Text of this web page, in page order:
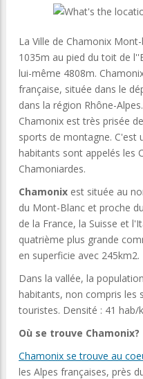
La Ville de Chamonix
1035m au pied du toit de
lui-même 4808m.
française, située dans le
dans la région Rhône-
Chamonix est très prisée
sports de montagne. C'est
habitants sont appelés les
Chamoniardes.
Chamonix est située au
du Mont-Blanc et proche
de la France, la Suisse et
quatrième plus grande
en superficie avec 245km2.
Dans la vallée, la
habitants, non compris les
touristes. Densité : 41 hab/
Où se trouve Chamonix?
Chamonix se trouve au
les Alpes françaises, près